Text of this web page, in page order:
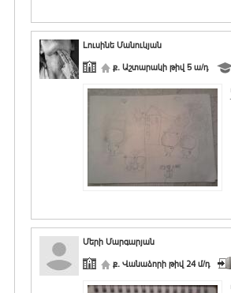
Լուսինե Մանուկյան
ք. Աշտարակի թիվ 5 ա/դ
Մերի Մարգարյան
ք. Վանաձորի թիվ 24 մ/դ